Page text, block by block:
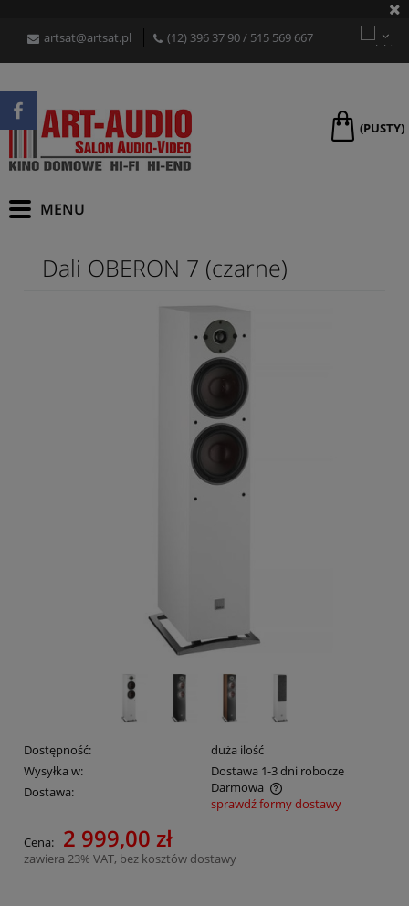
artsat@artsat.pl (12) 396 37 90/ 515 569 667
(PUSTY)
Dali OBERON 7 (czarne)
Dostępność:
duża ilość
Wysyłka w:
Dostawa 1-3 dni robocze
Dostawa:
Darmowa
Cena nie zawiera ewentualnych kosztów płatności
sprawdź formy dostawy
Cena: 2 999,00 zł
zawiera 23% VAT, bez kosztów dostawy